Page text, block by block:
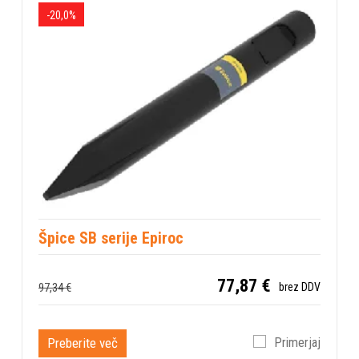
-20,0%
Špice SB serije Epiroc
97,34 € 77,87 € brez DDV
Preberite več Primerjaj